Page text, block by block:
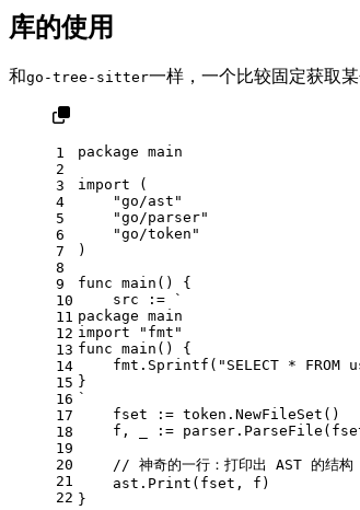
库的使用
和go-tree-sitter一样，一个比较固定获取
1
2
3
4
5
6
7
8
9
10
11
12
13
14
15
16
17
18
19
20
21
22
package main
import (
"go/ast"
"go/parser"
"go/token"
)
func main ()
{
    src :=
`
package main
import "fmt"
func main() {
fmt.Sprintf("SELECT * FROM
}
`
    fset := token.NewFileSet()
f, _ :=
// 神奇的一行：打印出 AST 的结构
    ast.Print(fset, f)
}